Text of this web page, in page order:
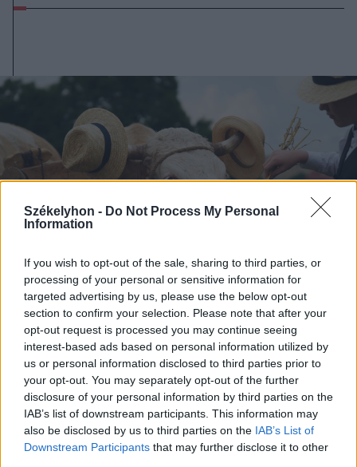
Székelyhon - Do Not Process My Personal
Information
If you wish to opt-out of the sale, sharing to third parties, or
processing of your personal or sensitive information for
targeted advertising by us, please use the below opt-out
section to confirm your selection. Please note that after your
opt-out request is processed you may continue seeing
interest-based ads based on personal information utilized by
us or personal information disclosed to third parties prior to
your opt-out. You may separately opt-out of the further
disclosure of your personal information by third parties on the
IAB’s list of downstream participants. This information may
also be disclosed by us to third parties on the IAB’s List of
Downstream Participants that may further disclose it to other
2026. augusztus 09., vasárnap
Aratókalákával idézték fel a múltat
Csíkszentkirályon